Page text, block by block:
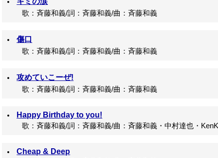
歌：斉藤和義/詞：斉藤和義/曲：斉藤和義
傷口
歌：斉藤和義/詞：斉藤和義/曲：斉藤和義
攻めていこーぜ!
歌：斉藤和義/詞：斉藤和義/曲：斉藤和義
Happy Birthday to you!
歌：斉藤和義/詞：斉藤和義/曲：斉藤和義・中村達也・
Cheap & Deep